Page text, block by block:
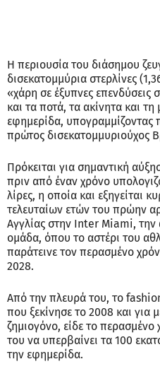
Η περιουσία του διάσημου
δισεκατομμύρια στερλίνες
«χάρη σε έξυπνες
και τα ποτά, τα ακίνητα και
εφημερίδα, υπογραμμίζοντας
πρώτος δισεκατομμυριούχος
Πρόκειται για σημαντική
πριν από έναν χρόνο
λίρες, η οποία και εξηγείται
τελευταίων ετών του πρώην
Αγγλίας στην Inter Miami, την
ομάδα, όπου το αστέρι του
παράτεινε τον περασμένο
2028.
Από την πλευρά του, το
που ξεκίνησε το 2008 και για
ζημιογόνο, είδε το
του να υπερβαίνει τα 100
την εφημερίδα.